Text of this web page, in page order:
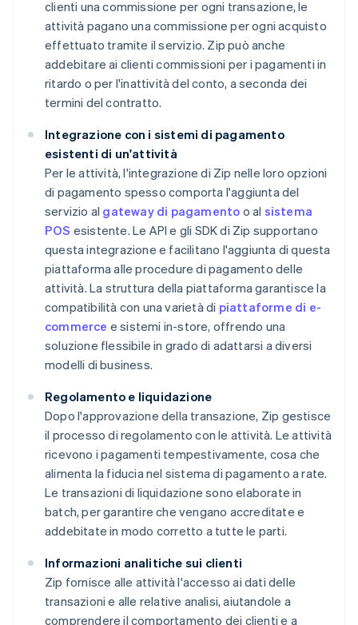
clienti una commissione per ogni transazione, le
attività pagano una commissione per ogni acquisto
effettuato tramite il servizio. Zip può anche
addebitare ai clienti commissioni per i pagamenti in
ritardo o per l'inattività del conto, a seconda dei
termini del contratto.
Integrazione con i sistemi di pagamento
esistenti di un'attività
Per le attività, l'integrazione di Zip nelle loro opzioni
di pagamento spesso comporta l'aggiunta del
servizio al gateway di pagamento o al sistema
POS esistente. Le API e gli SDK di Zip supportano
questa integrazione e facilitano l'aggiunta di questa
piattaforma alle procedure di pagamento delle
attività. La struttura della piattaforma garantisce la
compatibilità con una varietà di piattaforme di e-
commerce e sistemi in-store, offrendo una
soluzione flessibile in grado di adattarsi a diversi
modelli di business.
Regolamento e liquidazione
Dopo l'approvazione della transazione, Zip gestisce
il processo di regolamento con le attività. Le attività
ricevono i pagamenti tempestivamente, cosa che
alimenta la fiducia nel sistema di pagamento a rate.
Le transazioni di liquidazione sono elaborate in
batch, per garantire che vengano accreditate e
addebitate in modo corretto a tutte le parti.
Informazioni analitiche sui clienti
Zip fornisce alle attività l'accesso ai dati delle
transazioni e alle relative analisi, aiutandole a
comprendere il comportamento dei clienti e a